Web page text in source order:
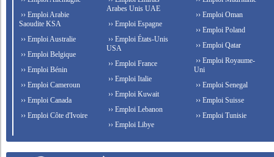
›› Emploi Arabie
Saoudite KSA
›› Emploi Australie
›› Emploi Belgique
›› Emploi Bénin
›› Emploi Cameroun
›› Emploi Canada
›› Emploi Côte d'Ivoire
Arabes Unis UAE
›› Emploi Espagne
›› Emploi États-Unis
USA
›› Emploi France
›› Emploi Italie
›› Emploi Kuwait
›› Emploi Lebanon
›› Emploi Libye
›› Emploi Oman
›› Emploi Poland
›› Emploi Qatar
›› Emploi Royaume-
Uni
›› Emploi Senegal
›› Emploi Suisse
›› Emploi Tunisie